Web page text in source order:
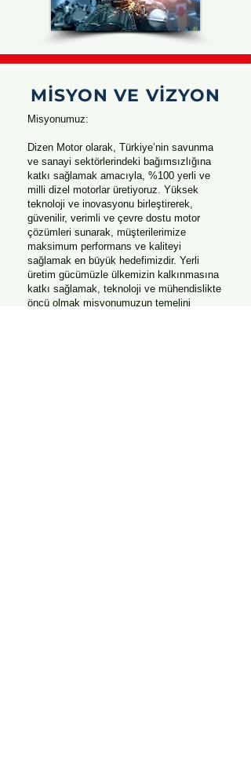
MİSYON VE VİZYON
Misyonumuz:
Dizen Motor olarak, Türkiye’nin savunma
ve sanayi sektörlerindeki bağımsızlığına
katkı sağlamak amacıyla, %100 yerli ve
milli dizel motorlar üretiyoruz. Yüksek
teknoloji ve inovasyonu birleştirerek,
güvenilir, verimli ve çevre dostu motor
çözümleri sunarak, müşterilerimize
maksimum performans ve kaliteyi
sağlamak en büyük hedefimizdir. Yerli
üretim gücümüzle ülkemizin kalkınmasına
katkı sağlamak, teknoloji ve mühendislikte
öncü olmak misyonumuzun temelini